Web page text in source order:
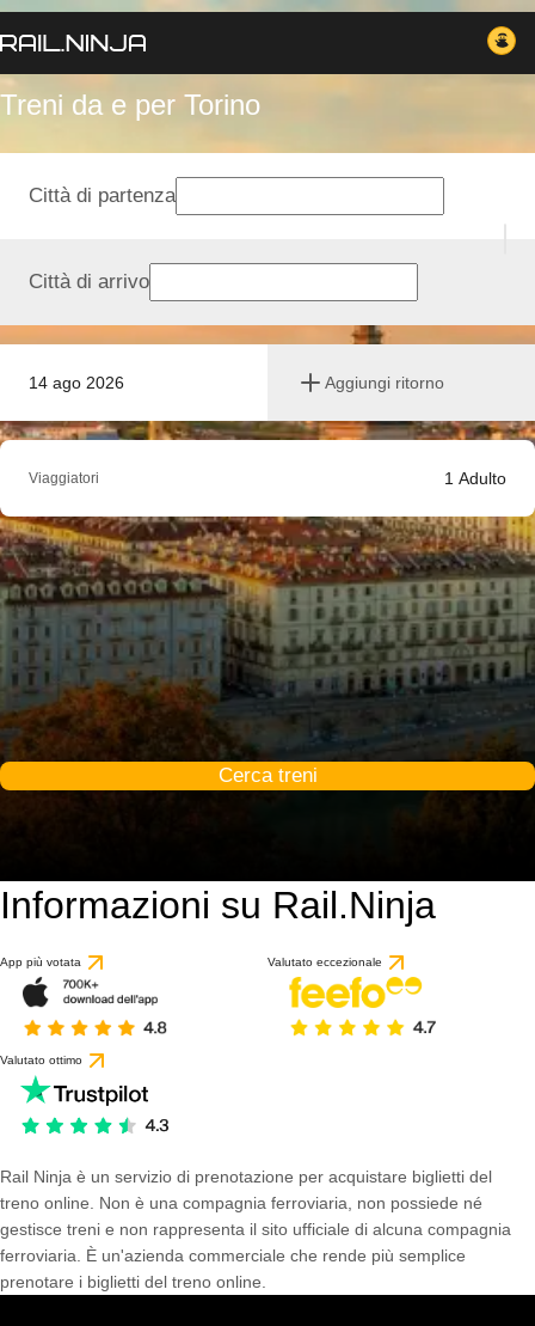
Treni da e per Torino
14 ago 2026 Aggiungi ritorno
Città di partenza
Città di arrivo
Viaggiatori 1 Adulto
Cerca treni
Informazioni su Rail.Ninja
App più votata Valutato eccezionale
Valutato ottimo
Rail Ninja è un servizio di prenotazione per acquistare biglietti del
treno online. Non è una compagnia ferroviaria, non possiede né
gestisce treni e non rappresenta il sito ufficiale di alcuna compagnia
ferroviaria. È un'azienda commerciale che rende più semplice
prenotare i biglietti del treno online.